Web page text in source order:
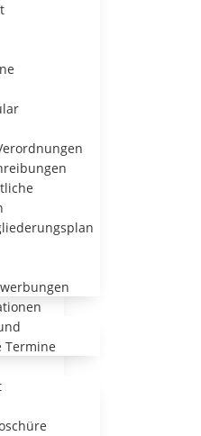
Termine